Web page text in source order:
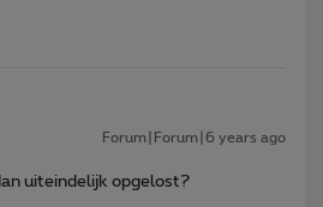
Forum|Forum|6 years ago
uiteindelijk opgelost?